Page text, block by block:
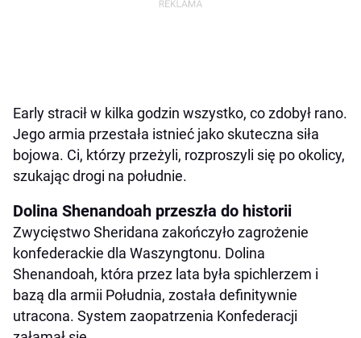
Early stracił w kilka godzin wszystko, co zdobył rano.
Jego armia przestała istnieć jako skuteczna siła
bojowa. Ci, którzy przeżyli, rozproszyli się po okolicy,
szukając drogi na południe.
Dolina Shenandoah przeszła do historii
Zwycięstwo Sheridana zakończyło zagrożenie
konfederackie dla Waszyngtonu. Dolina
Shenandoah, która przez lata była spichlerzem i
bazą dla armii Południa, została definitywnie
utracona. System zaopatrzenia Konfederacji